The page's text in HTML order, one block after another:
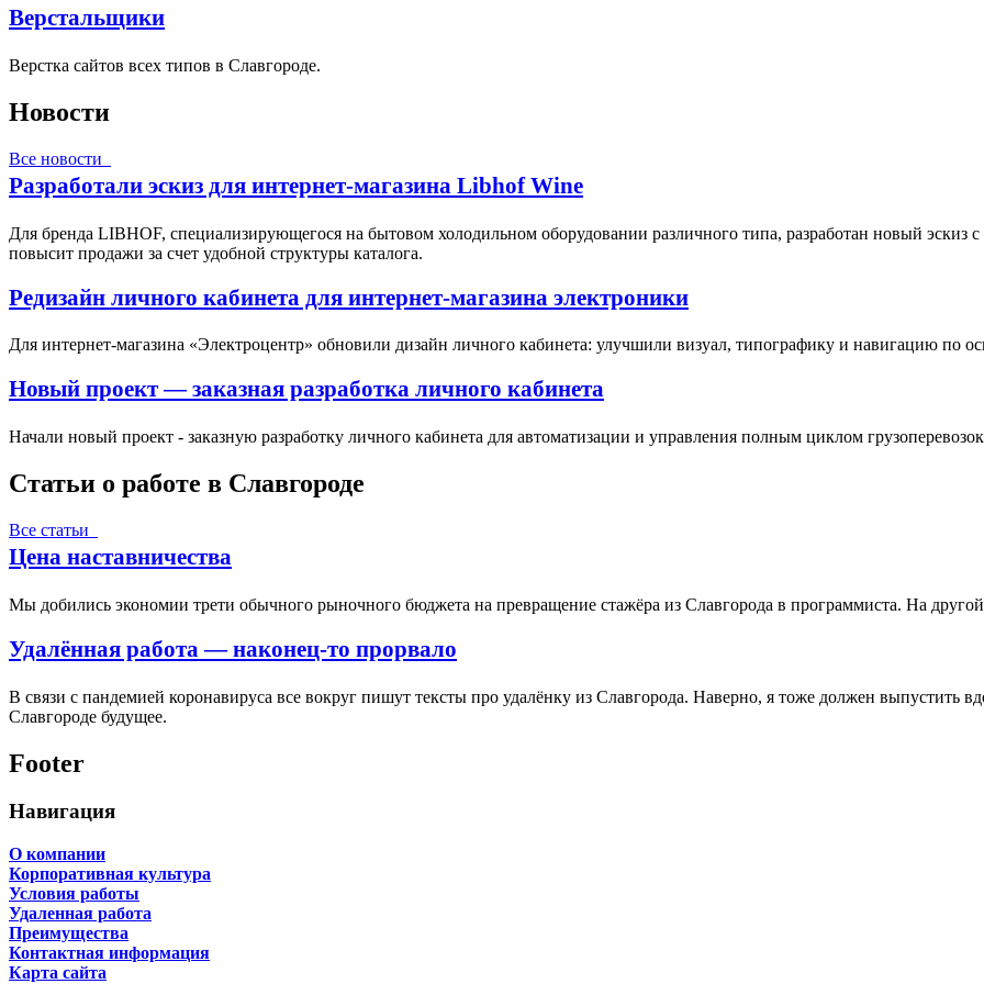
Верстальщики
Верстка сайтов всех типов в Славгороде.
Новости
Все новости
Разработали эскиз для интернет-магазина Libhof Wine
Для бренда LIBHOF, специализирующегося на бытовом холодильном оборудовании различного типа, разработан новый
повысит продажи за счет удобной структуры каталога.
Редизайн личного кабинета для интернет-магазина электроники
Для интернет-магазина «Электроцентр» обновили дизайн личного кабинета: улучшили визуал, типографику и навигацию по
Новый проект — заказная разработка личного кабинета
Начали новый проект - заказную разработку личного кабинета для автоматизации и управления полным циклом
Статьи о работе в Славгороде
Все статьи
Цена наставничества
Мы добились экономии трети обычного рыночного бюджета на превращение стажёра из Славгорода в программиста. На
Удалённая работа — наконец-то прорвало
В связи с пандемией коронавируса все вокруг пишут тексты про удалёнку из Славгорода. Наверно, я тоже должен выпустить
Славгороде будущее.
Footer
Навигация
О компании
Корпоративная культура
Условия работы
Удаленная работа
Преимущества
Контактная информация
Карта сайта